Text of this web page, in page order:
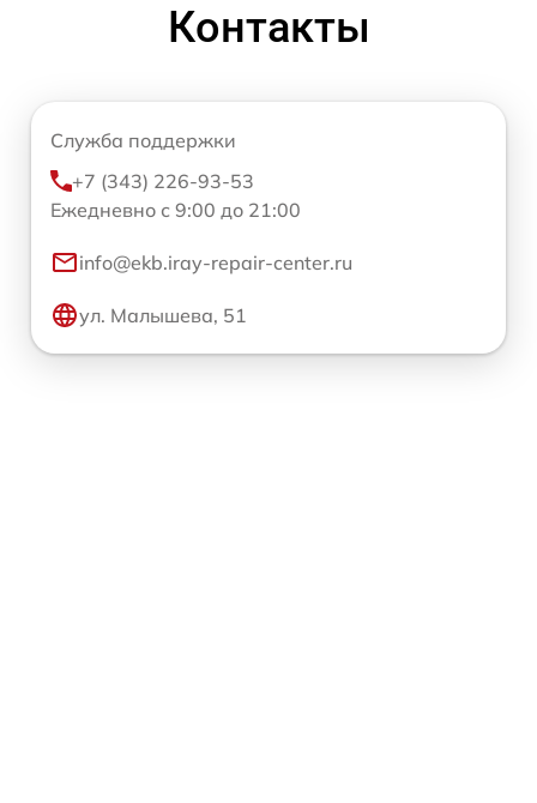
Контакты
Служба поддержки
+7 (343) 226-93-53
Ежедневно с 9:00 до 21:00
info@ekb.iray-repair-center.ru
ул. Малышева, 51